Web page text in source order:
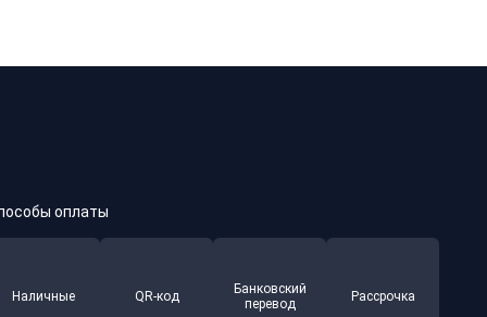
оплаты
Наличные QR-код
Банковский
перевод
Рассрочка